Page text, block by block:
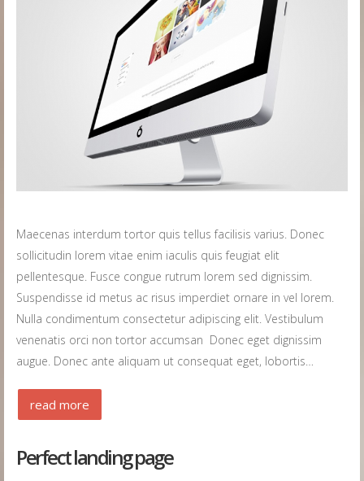
Maecenas interdum tortor quis tellus facilisis varius. Donec
sollicitudin lorem vitae enim iaculis quis feugiat elit
pellentesque. Fusce congue rutrum lorem sed dignissim.
Suspendisse id metus ac risus imperdiet ornare in vel lorem.
Nulla condimentum consectetur adipiscing elit. Vestibulum
venenatis orci non tortor accumsan Donec eget dignissim
augue. Donec ante aliquam ut consequat eget, lobortis…
read more
Perfect landing page